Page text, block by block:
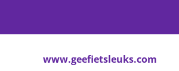
www.geefietsleuks.com